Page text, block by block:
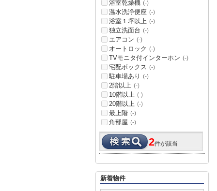
浴室乾燥機 (-)
温水洗浄便座 (-)
浴室１坪以上 (-)
独立洗面台 (-)
エアコン (-)
オートロック (-)
TVモニタ付インターホン (-)
宅配ボックス (-)
駐車場あり (-)
2階以上 (-)
10階以上 (-)
20階以上 (-)
最上階 (-)
角部屋 (-)
2件が該当
新着物件